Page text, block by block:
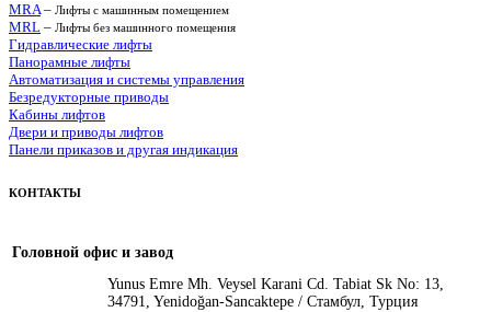
MRA– Лифты с машинным помещением
MRL – Лифты без машинного помещения
Гидравлические лифты
Панорамные лифты
Автоматизация и системы управления
Безредукторные приводы
Кабины лифтов
Двери и приводы лифтов
Панели приказов и другая индикация
КОНТАКТЫ
Головной офис и завод
Yunus Emre Mh. Veysel Karani Cd. Tabiat Sk No: 13,
34791, Yenidoğan-Sancaktepe / Стамбул, Турция